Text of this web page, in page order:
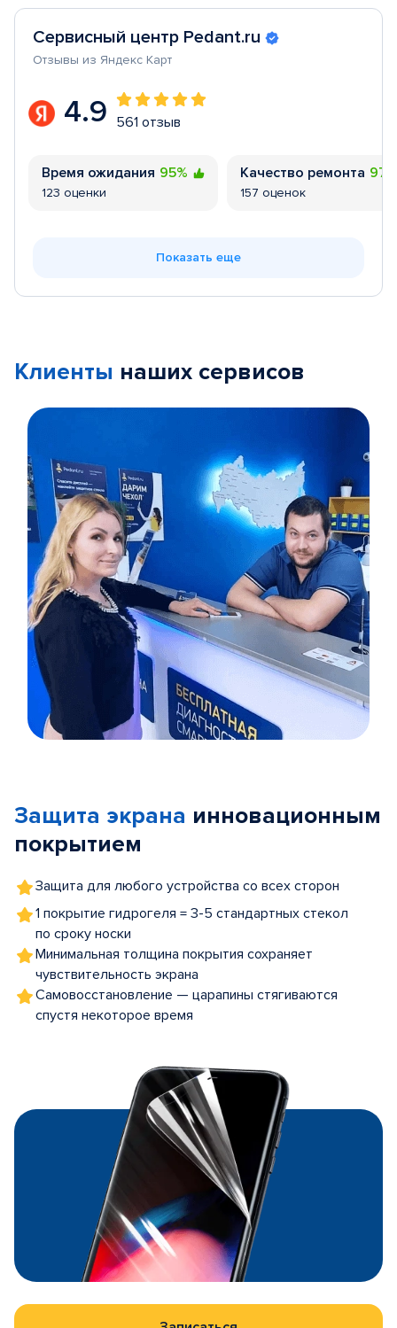
Сервисный центр Pedant.ru
Отзывы из Яндекс Карт
4.9 561 отзыв
Время ожидания 95%
123 оценки
Качество ремонта
157 оценок
Показать еще
Клиенты наших сервисов
5
Защита экрана инновационным
покрытием
Защита для любого устройства со всех сторон
1 покрытие гидрогеля = 3-5 стандартных стекол
по сроку носки
Минимальная толщина покрытия сохраняет
чувствительность экрана
Самовосстановление — царапины стягиваются
спустя некоторое время